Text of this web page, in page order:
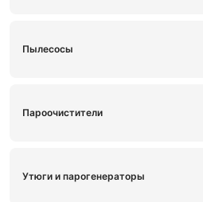
Пылесосы
Пароочистители
Утюги и парогенераторы